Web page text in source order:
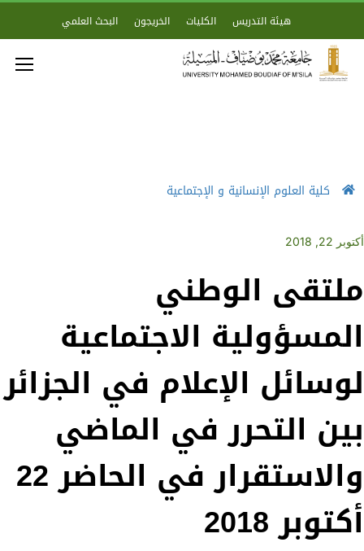
هيئة التدريس الكليات الخريجون البحث العلمي
كلية العلوم الإنسانية و الإجتماعية
أكتوبر 22, 2018
ملتقى الوطني
المسؤولية الاجتماعية
لوسائل الإعلام في الجزائر
بين التحرر في الماضي
والاستقرار في الحاضر 22
أكتوبر 2018